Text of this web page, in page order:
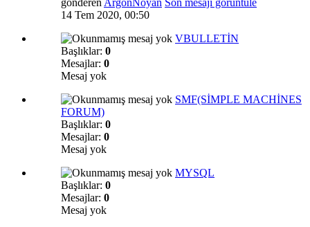
gönderen ArgonNoyan Son mesajı görüntüle
14 Tem 2020, 00:50
VBULLETİN
Başlıklar: 0
Mesajlar: 0
Mesaj yok
SMF(SİMPLE MACHİNES
FORUM)
Başlıklar: 0
Mesajlar: 0
Mesaj yok
MYSQL
Başlıklar: 0
Mesajlar: 0
Mesaj yok